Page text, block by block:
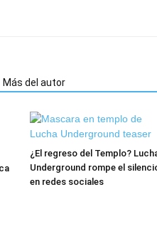
Más del autor
¿El regreso del Templo?
Underground rompe el
en redes sociales